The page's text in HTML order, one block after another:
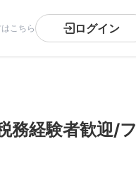
こちら ログイン
務経験者歓迎/フ